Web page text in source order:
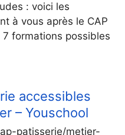
: voici les
à vous après le CAP
7 formations possibles
accessibles
– Youschool
patisserie/metier-